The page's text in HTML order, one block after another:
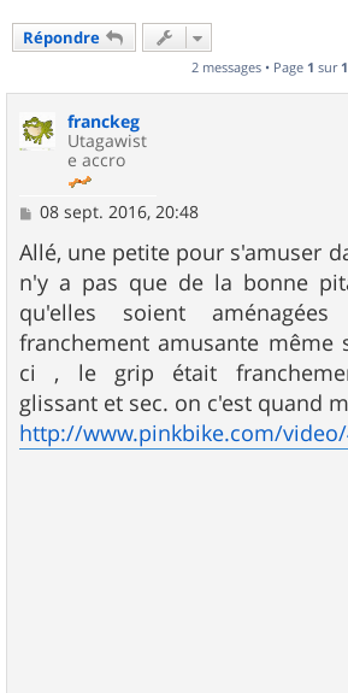
Répondre
2 messages • Page 1 sur 1
franckeg
Utagawist
e accro
M
s
s
a
g
e
08 sept. 2016, 20:48
Allé, une petite pour s'amuser
n'y a pas que de la bonne
qu'elles soient
franchement amusante même
ci , le grip était
glissant et sec. on c'est quand
http://www.pinkbike.com/